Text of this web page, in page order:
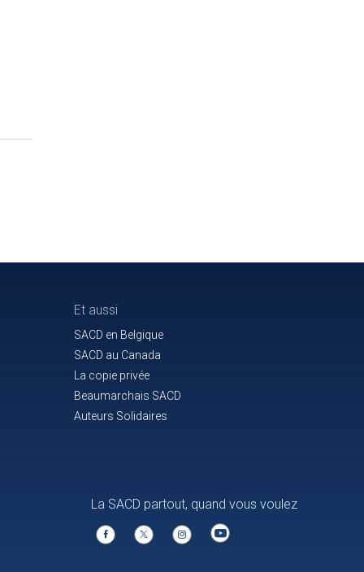
Et aussi
SACD en Belgique
SACD au Canada
La copie privée
Beaumarchais SACD
Auteurs Solidaires
La SACD partout, quand vous voulez